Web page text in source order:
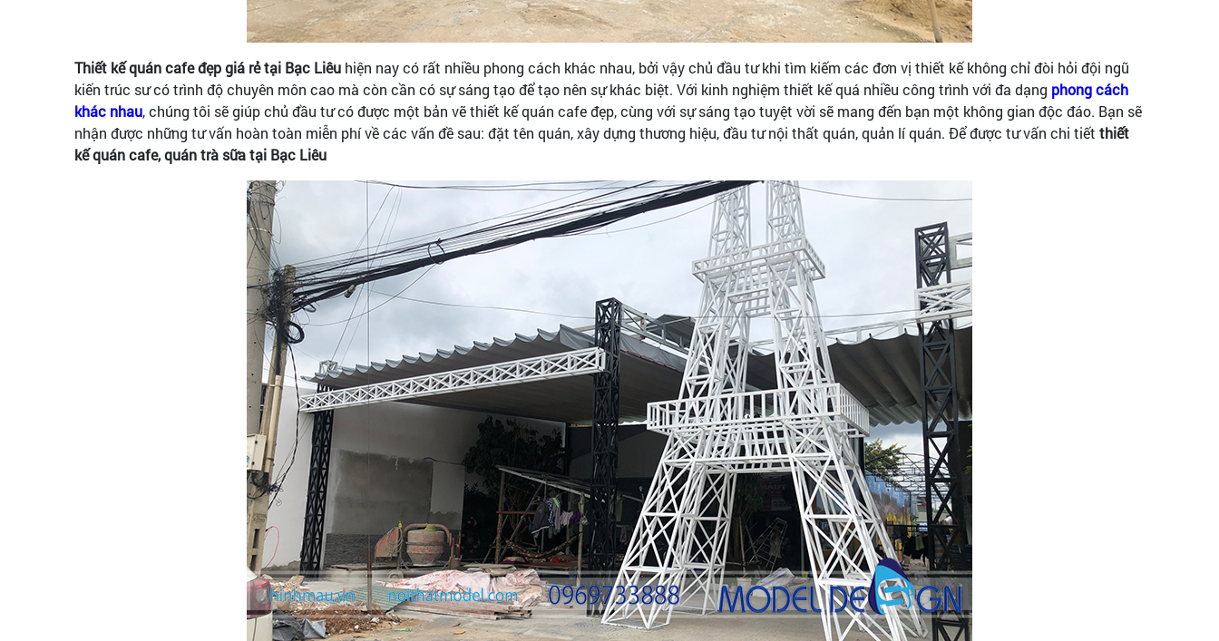
Thiết kế quán cafe đẹp giá rẻ tại Bạc Liêu hiện nay có rất nhiều phong cách khác nhau, bởi vậy chủ đầu tư khi tìm kiếm các đơn vị thiết kế không chỉ đòi hỏi đội ngũ
kiến trúc sư có trình độ chuyên môn cao mà còn cần có sự sáng tạo để tạo nên sự khác biệt. Với kinh nghiệm thiết kế quá nhiều công trình với đa dạng phong cách
khác nhau, chúng tôi sẽ giúp chủ đầu tư có được một bản vẽ thiết kế quán cafe đẹp, cùng với sự sáng tạo tuyệt vời sẽ mang đến bạn một không gian độc đáo. Bạn sẽ
nhận được những tư vấn hoàn toàn miễn phí về các vấn đề sau: đặt tên quán, xây dựng thương hiệu, đầu tư nội thất quán, quản lí quán. Để được tư vấn chi tiết thiết
kế quán cafe, quán trà sữa tại Bạc Liêu